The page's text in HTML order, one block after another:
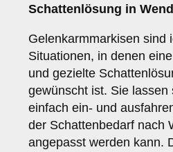
Schattenlösung in
Gelenkarmmarkisen sind
Situationen, in denen
und gezielte
gewünscht ist. Sie lassen
einfach ein- und
der Schattenbedarf nach
angepasst werden kann.